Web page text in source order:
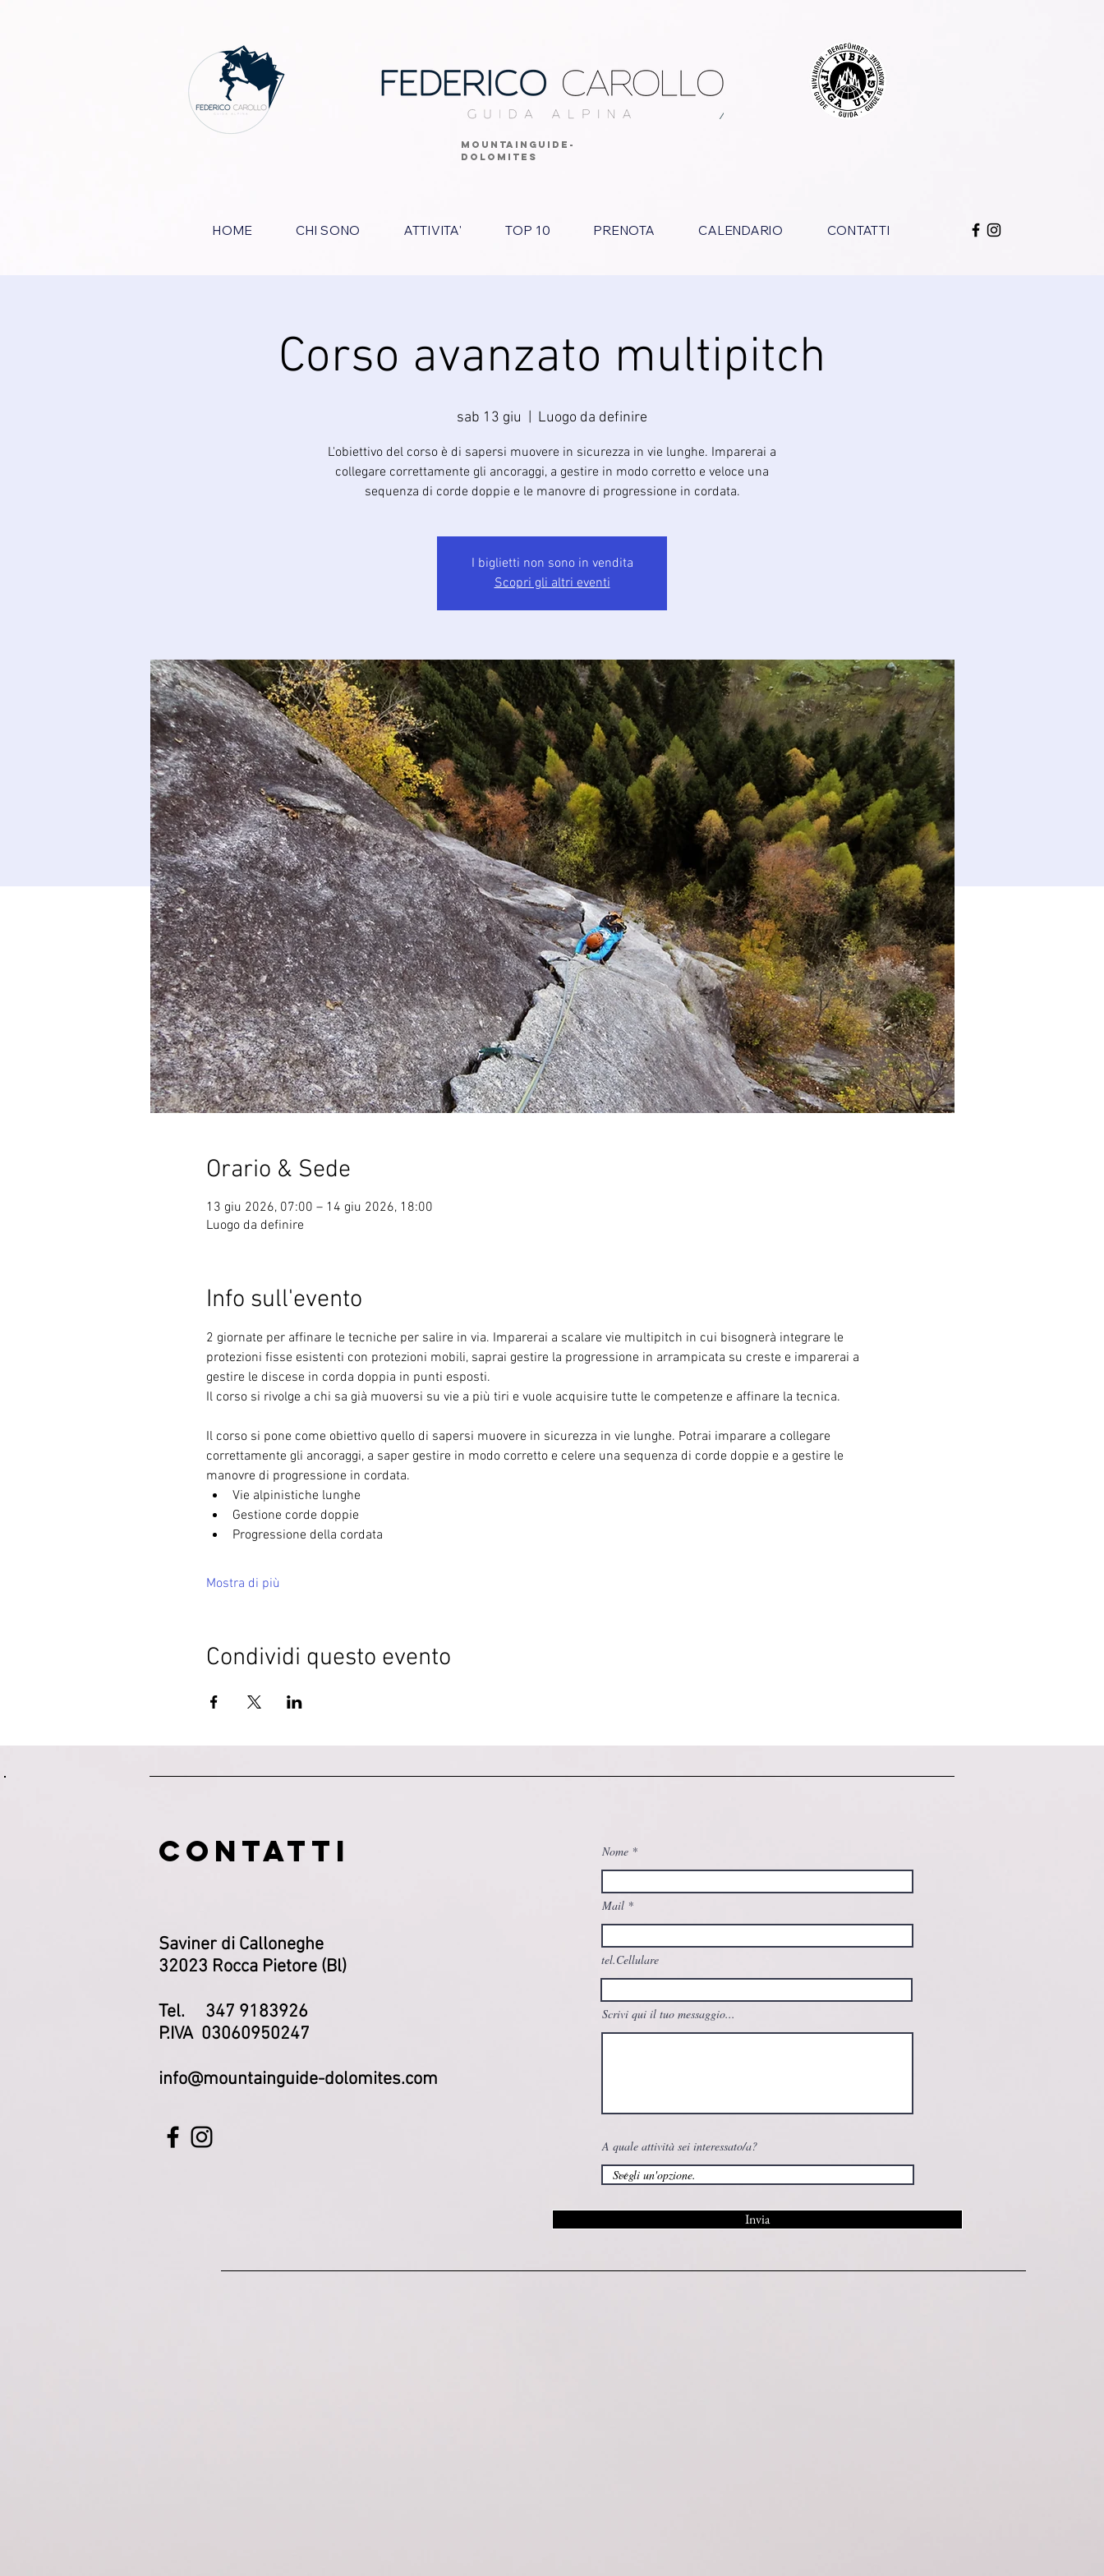
MOUNTAINGUIDE-
DOLOMITES
HOME CHI SONO ATTIVITA' TOP 10 PRENOTA CALENDARIO CONTATTI
Corso avanzato multipitch
sab 13 giu Luogo da definire
L'obiettivo del corso è di sapersi muovere in sicurezza in vie lunghe. Imparerai a
collegare correttamente gli ancoraggi, a gestire in modo corretto e veloce una
sequenza di corde doppie e le manovre di progressione in cordata.
I biglietti non sono in vendita
Scopri gli altri eventi
Orario & Sede
13 giu 2026, 07:00 – 14 giu 2026, 18:00
Luogo da definire
Info sull'evento
2 giornate per affinare le tecniche per salire in via. Imparerai a scalare vie multipitch in cui bisognerà integrare le
protezioni fisse esistenti con protezioni mobili, saprai gestire la progressione in arrampicata su creste e imparerai a
gestire le discese in corda doppia in punti esposti.
Il corso si rivolge a chi sa già muoversi su vie a più tiri e vuole acquisire tutte le competenze e affinare la tecnica.
Il corso si pone come obiettivo quello di sapersi muovere in sicurezza in vie lunghe. Potrai imparare a collegare
correttamente gli ancoraggi, a saper gestire in modo corretto e celere una sequenza di corde doppie e a gestire le
manovre di progressione in cordata.
Vie alpinistiche lunghe
Gestione corde doppie
Progressione della cordata
Mostra di più
Condividi questo evento
Saviner di Calloneghe
32023 Rocca Pietore (Bl)
Tel. 347 9183926
P.IVA 03060950247
info@mountainguide-dolomites.com
Nome
Mail
tel.Cellulare
Scrivi qui il tuo messaggio...
A quale attività sei interessato/a?
Invia
CONTATTI